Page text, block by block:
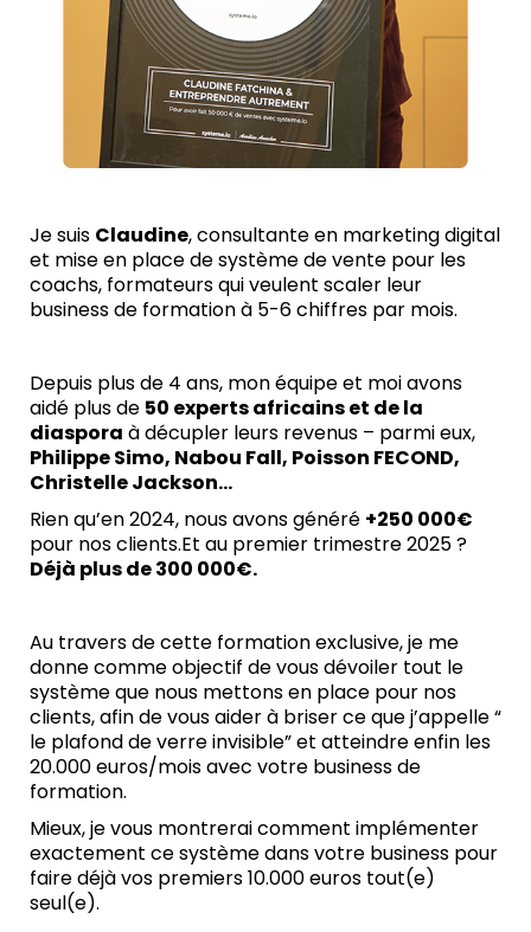
Je suis Claudine, consultante en marketing digital
et mise en place de système de vente pour les
coachs, formateurs qui veulent scaler leur
business de formation à 5-6 chiffres par mois.
Depuis plus de 4 ans, mon équipe et moi avons
aidé plus de 50 experts africains et de la
diaspora à décupler leurs revenus – parmi eux,
Philippe Simo, Nabou Fall, Poisson FECOND,
Christelle Jackson...
Rien qu’en 2024, nous avons généré +250 000€
pour nos clients.Et au premier trimestre 2025 ?
Déjà plus de 300 000€.
Au travers de cette formation exclusive, je me
donne comme objectif de vous dévoiler tout le
système que nous mettons en place pour nos
clients, afin de vous aider à briser ce que j’appelle “
le plafond de verre invisible” et atteindre enfin les
20.000 euros/mois avec votre business de
formation.
Mieux, je vous montrerai comment implémenter
exactement ce système dans votre business pour
faire déjà vos premiers 10.000 euros tout(e)
seul(e).